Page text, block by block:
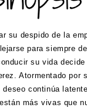
su despido de la
para siempre
su vida
Atormentado por
continúa
más vivas que